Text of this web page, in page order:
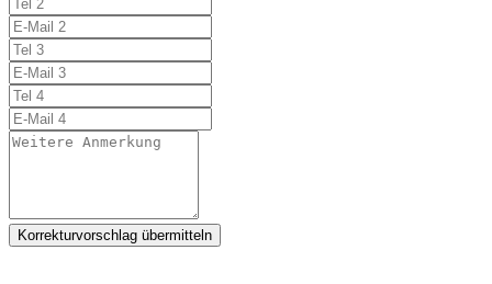
Korrekturvorschlag übermitteln